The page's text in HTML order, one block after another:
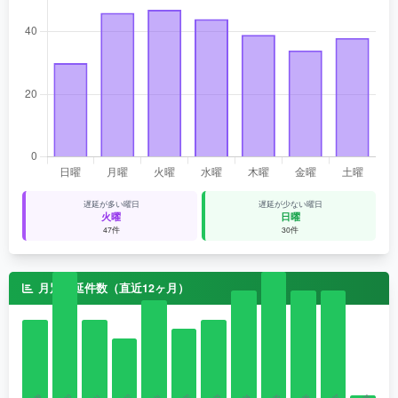
遅延が多い曜日
火曜
47件
遅延が少ない曜日
日曜
30件
月別遅延件数（直近12ヶ月）